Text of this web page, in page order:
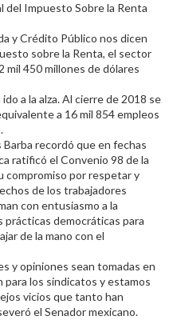
del Impuesto Sobre la Renta
y Crédito Público nos dicen
sobre la Renta, el sector
mil 450 millones de dólares
a la alza. Al cierre de 2018 se
a 16 mil 854 empleos
recordó que en fechas
ratificó el Convenio 98 de la
compromiso por respetar y
de los trabajadores
con entusiasmo a la
prácticas democráticas para
de la mano con el
y opiniones sean tomadas en
los sindicatos y estamos
vicios que tanto han
el Senador mexicano.